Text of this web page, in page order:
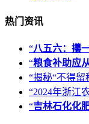
热门资讯
“八五六：攥
“粮食补助应
“揭秘“不得
“2024年浙江
“吉林石化化